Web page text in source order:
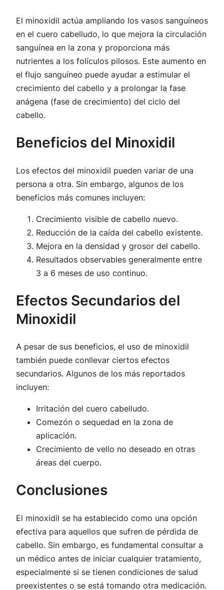
El minoxidil actúa ampliando los vasos sanguíneos
en el cuero cabelludo, lo que mejora la circulación
sanguínea en la zona y proporciona más
nutrientes a los folículos pilosos. Este aumento en
el flujo sanguíneo puede ayudar a estimular el
crecimiento del cabello y a prolongar la fase
anágena (fase de crecimiento) del ciclo del
cabello.
Beneficios del Minoxidil
Los efectos del minoxidil pueden variar de una
persona a otra. Sin embargo, algunos de los
beneficios más comunes incluyen:
Crecimiento visible de cabello nuevo.
Reducción de la caída del cabello existente.
Mejora en la densidad y grosor del cabello.
Resultados observables generalmente entre
3 a 6 meses de uso continuo.
Efectos Secundarios del
Minoxidil
A pesar de sus beneficios, el uso de minoxidil
también puede conllevar ciertos efectos
secundarios. Algunos de los más reportados
incluyen:
Irritación del cuero cabelludo.
Comezón o sequedad en la zona de
aplicación.
Crecimiento de vello no deseado en otras
áreas del cuerpo.
Conclusiones
El minoxidil se ha establecido como una opción
efectiva para aquellos que sufren de pérdida de
cabello. Sin embargo, es fundamental consultar a
un médico antes de iniciar cualquier tratamiento,
especialmente si se tienen condiciones de salud
preexistentes o se está tomando otra medicación.